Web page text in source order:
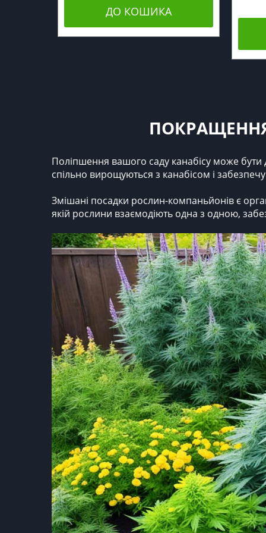
ДО КОШИКА
Поліпшення вашого саду канабісу може
спільно вирощуються з канабісом і
Змішані посадки рослин-компаньйонів є
якій рослини взаємодіють одна з одною,